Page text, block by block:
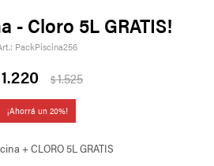
- Cloro 5L GRATIS!
PackPiscina256
1.220 $1.525
20
+ CLORO 5L GRATIS